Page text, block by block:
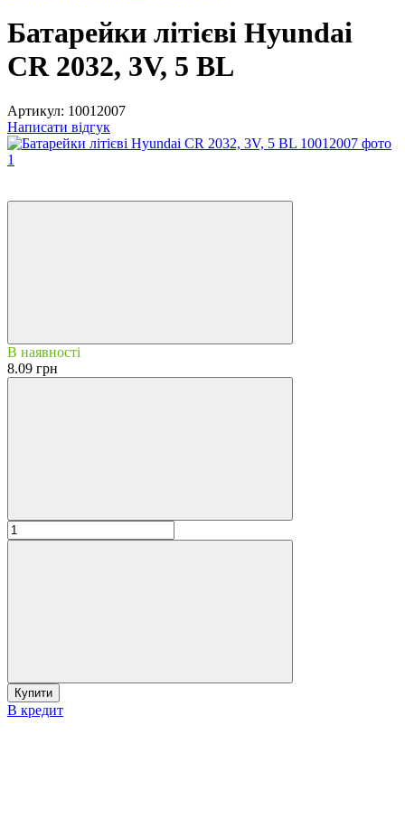
Батарейки літієві Hyundai
CR 2032, 3V, 5 BL
Артикул: 10012007
Написати відгук
В наявності
8.09 грн
Купити
В кредит